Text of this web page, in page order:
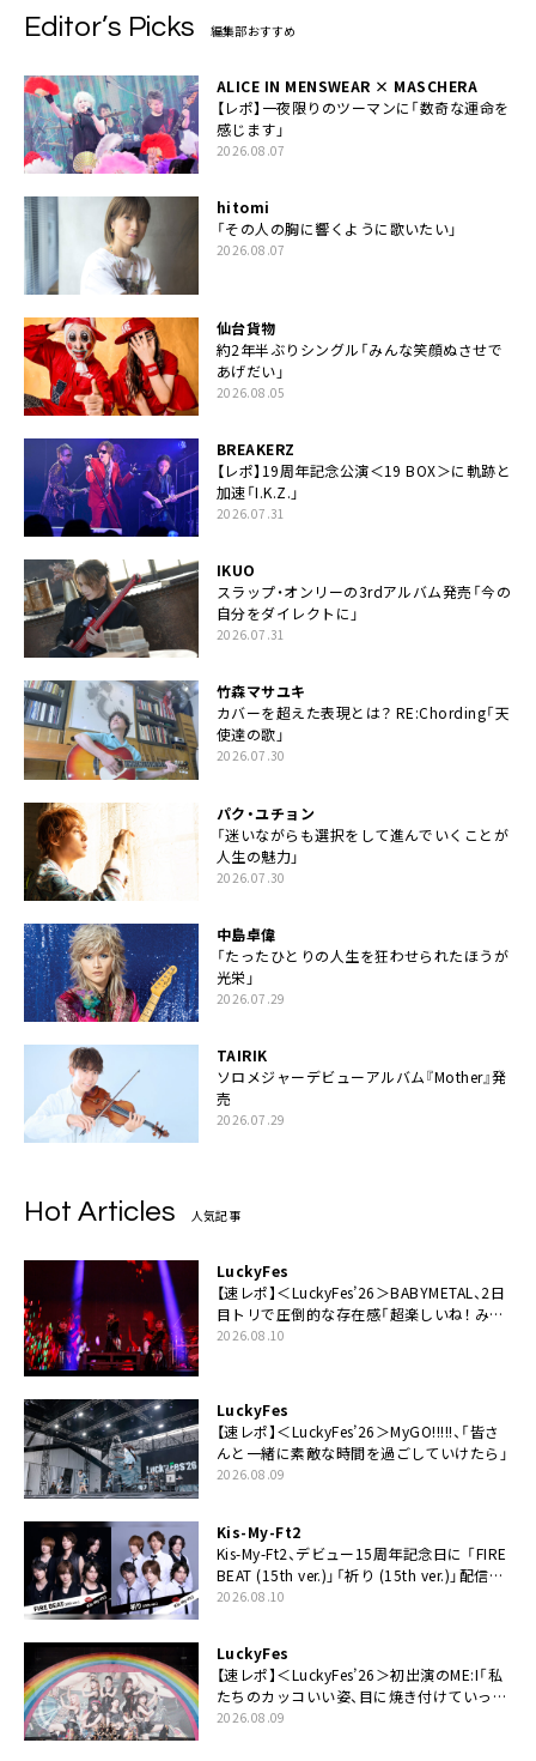
Editor’s Picks 編集部おすすめ
ALICE IN MENSWEAR × MASCHERA
【レポ】一夜限りのツーマンに「数奇な運命を
感じます」
2026.08.07
hitomi
「その人の胸に響くように歌いたい」
2026.08.07
仙台貨物
約2年半ぶりシングル「みんな笑顔ぬさせで
あげだい」
2026.08.05
BREAKERZ
【レポ】19周年記念公演＜19 BOX＞に軌跡と
加速「I.K.Z.」
2026.07.31
IKUO
スラップ・オンリーの3rdアルバム発売「今の
自分をダイレクトに」
2026.07.31
竹森マサユキ
カバーを超えた表現とは？ RE:Chording「天
使達の歌」
2026.07.30
パク・ユチョン
「迷いながらも選択をして進んでいくことが
人生の魅力」
2026.07.30
中島卓偉
「たったひとりの人生を狂わせられたほうが
光栄」
2026.07.29
TAIRIK
ソロメジャーデビューアルバム『Mother』発
売
2026.07.29
Hot Articles 人気記事
LuckyFes
【速レポ】＜LuckyFes’26＞BABYMETAL、2日
目トリで圧倒的な存在感「超楽しいね！ みん
なありがとう！」
2026.08.10
LuckyFes
【速レポ】＜LuckyFes’26＞MyGO!!!!!、「皆さ
んと一緒に素敵な時間を過ごしていけたら」
2026.08.09
Kis-My-Ft2
Kis-My-Ft2、デビュー15周年記念日に 「FIRE
BEAT (15th ver.)」「祈り (15th ver.)」配信ス
タート
2026.08.10
LuckyFes
【速レポ】＜LuckyFes’26＞初出演のME:I「私
たちのカッコいい姿、目に焼き付けていって
ください！」
2026.08.09